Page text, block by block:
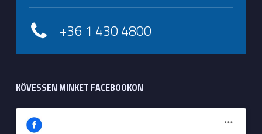
+36 1 430 4800
KÖVESSEN MINKET FACEBOOKON